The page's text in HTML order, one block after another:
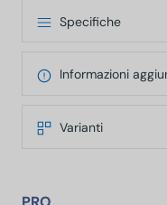
Specifiche
Informazioni
Varianti